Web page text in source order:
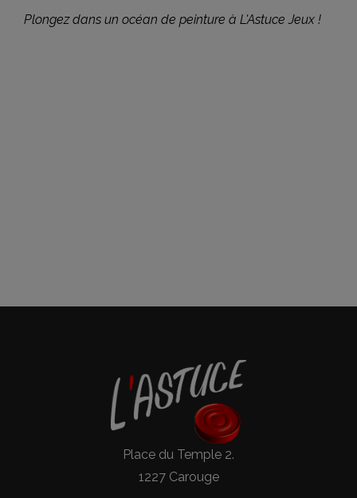
Plongez dans un océan de peinture à L'Astuce Jeux !
Place du Temple 2.
1227 Carouge